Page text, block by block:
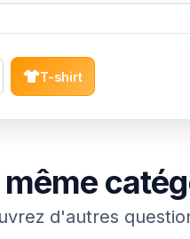
T-shirt
même
d'autres